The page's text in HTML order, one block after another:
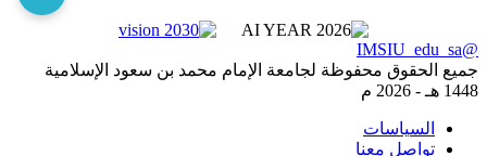
@IMSIU_edu_sa
جميع الحقوق محفوظة لجامعة الإمام محمد بن سعود الإسلامية
1448 هـ -
2026 م
السياسات
تواصل معنا